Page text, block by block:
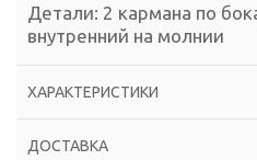
Детали: 2 кармана по
внутренний на молнии
ХАРАКТЕРИСТИКИ
ДОСТАВКА